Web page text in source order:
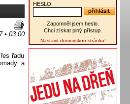
• 03:00
řadu
a
HESLO:
Zapomněl jsem heslo.
Chci získat plný přístup.
Nastavit domovskou stránku!